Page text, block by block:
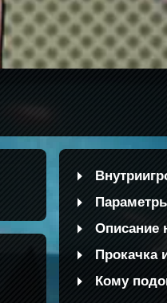
Описание
Прокачка
Кому